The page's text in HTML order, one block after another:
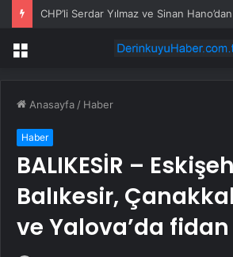
CHP’li Serdar Yılmaz ve Sinan Hano’dan
Menü
Anasayfa / Haber
Haber
BALIKESİR –
Balıkesir,
ve Yalova’da